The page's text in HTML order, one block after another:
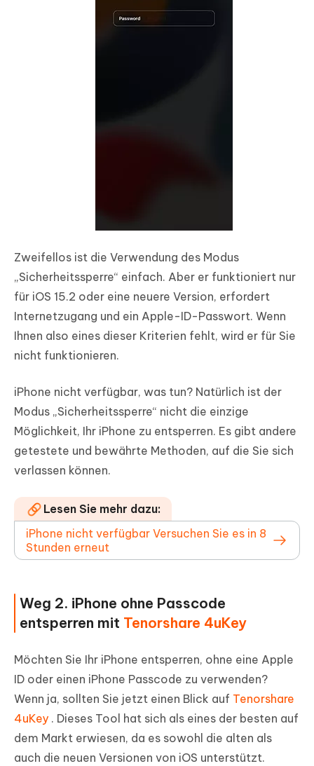
Zweifellos ist die Verwendung des Modus
„Sicherheitssperre“ einfach. Aber er funktioniert nur
für iOS 15.2 oder eine neuere Version, erfordert
Internetzugang und ein Apple-ID-Passwort. Wenn
Ihnen also eines dieser Kriterien fehlt, wird er für Sie
nicht funktionieren.
iPhone nicht verfügbar, was tun? Natürlich ist der
Modus „Sicherheitssperre“ nicht die einzige
Möglichkeit, Ihr iPhone zu entsperren. Es gibt andere
getestete und bewährte Methoden, auf die Sie sich
verlassen können.
Lesen Sie mehr dazu:
iPhone nicht verfügbar Versuchen Sie es in 8
Stunden erneut
Weg 2. iPhone ohne Passcode
entsperren mit Tenorshare 4uKey
Möchten Sie Ihr iPhone entsperren, ohne eine Apple
ID oder einen iPhone Passcode zu verwenden?
Wenn ja, sollten Sie jetzt einen Blick auf Tenorshare
4uKey . Dieses Tool hat sich als eines der besten auf
dem Markt erwiesen, da es sowohl die alten als
auch die neuen Versionen von iOS unterstützt.